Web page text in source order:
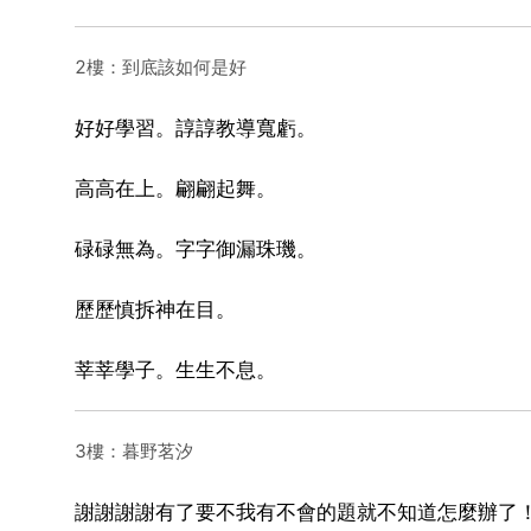
2樓：到底該如何是好
好好學習。諄諄教導寬虧。
高高在上。翩翩起舞。
碌碌無為。字字御漏珠璣。
歷歷慎拆神在目。
莘莘學子。生生不息。
3樓：暮野茗汐
謝謝謝謝有了要不我有不會的題就不知道怎麼辦了